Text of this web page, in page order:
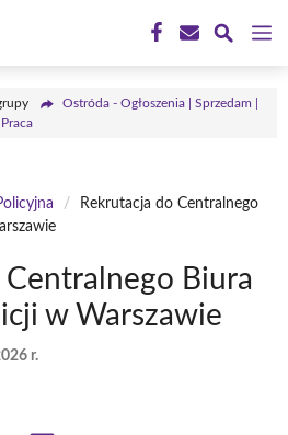
Ostróda - Ogłoszenia | Sprzedam |
/
Rekrutacja do Centralnego
Centralnego Biura
w Warszawie
r.